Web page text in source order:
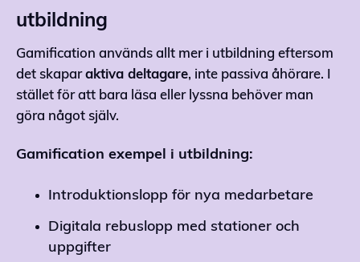
utbildning
Gamification används allt mer i utbildning eftersom
det skaparaktiva deltagare, inte passiva åhörare. I
stället för att bara läsa eller lyssna behöver man
göra något själv.
Gamification exempel i utbildning:
Introduktionslopp för nya medarbetare
Digitala rebuslopp med stationer och
uppgifter